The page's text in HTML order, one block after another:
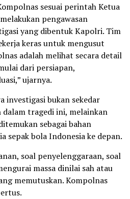
sesuai perintah Ketua
pengawasan
yang dibentuk Kapolri. Tim
keras untuk mengusut
adalah melihat secara detail
dari persiapan,
ujarnya.
investigasi bukan sekedar
dalam tragedi ini, melainkan
sebagai bahan
sepak bola Indonesia ke depan.
soal penyelenggaraan, soal
massa dinilai sah atau
memutuskan. Kompolnas